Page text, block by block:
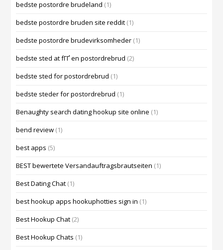
bedste postordre brudeland (1)
bedste postordre bruden site reddit (1)
bedste postordre brudevirksomheder (1)
bedste sted at fГҐ en postordrebrud (2)
bedste sted for postordrebrud (1)
bedste steder for postordrebrud (1)
Benaughty search dating hookup site online (1)
bend review (1)
best apps (5)
BEST bewertete Versandauftragsbrautseiten (1)
Best Dating Chat (1)
best hookup apps hookuphotties sign in (1)
Best Hookup Chat (2)
Best Hookup Chats (1)